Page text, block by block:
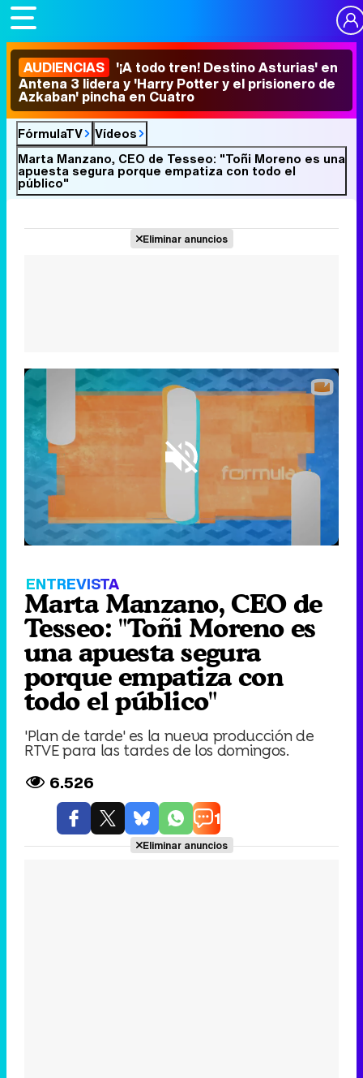
AUDIENCIAS '¡A todo tren! Destino Asturias' en
Antena 3 lidera y 'Harry Potter y el prisionero de
Azkaban' pincha en Cuatro
FórmulaTV
Vídeos
Marta Manzano, CEO de Tesseo: "Toñi Moreno es una
apuesta segura porque empatiza con todo el
público"
Eliminar anuncios
Unmute /
17.58%
ENTREVISTA
Marta Manzano, CEO de
Tesseo: "Toñi Moreno es
una apuesta segura
porque empatiza con
todo el público"
'Plan de tarde' es la nueva producción de
RTVE para las tardes de los domingos.
6.526
1
Eliminar anuncios